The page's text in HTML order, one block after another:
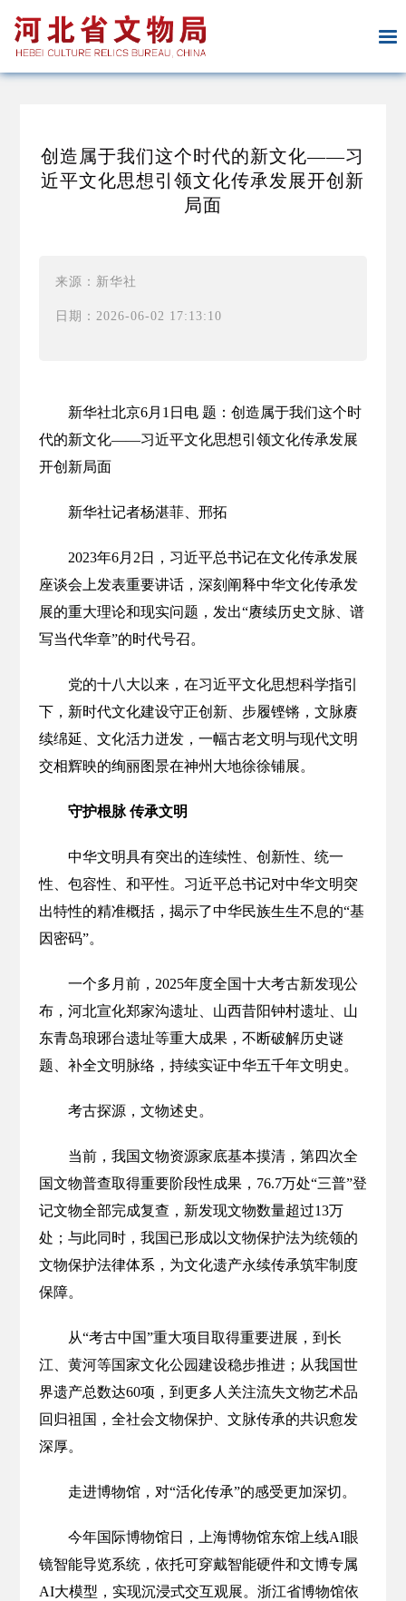
创造属于我们这个时代的新文化——习
近平文化思想引领文化传承发展开创新
局面
来源：新华社
日期：2026-06-02 17:13:10
新华社北京6月1日电 题：创造属于我们这个时
代的新文化——习近平文化思想引领文化传承发展
开创新局面
新华社记者杨湛菲、邢拓
2023年6月2日，习近平总书记在文化传承发展
座谈会上发表重要讲话，深刻阐释中华文化传承发
展的重大理论和现实问题，发出“赓续历史文脉、谱
写当代华章”的时代号召。
党的十八大以来，在习近平文化思想科学指引
下，新时代文化建设守正创新、步履铿锵，文脉赓
续绵延、文化活力迸发，一幅古老文明与现代文明
交相辉映的绚丽图景在神州大地徐徐铺展。
守护根脉 传承文明
中华文明具有突出的连续性、创新性、统一
性、包容性、和平性。习近平总书记对中华文明突
出特性的精准概括，揭示了中华民族生生不息的“基
因密码”。
一个多月前，2025年度全国十大考古新发现公
布，河北宣化郑家沟遗址、山西昔阳钟村遗址、山
东青岛琅琊台遗址等重大成果，不断破解历史谜
题、补全文明脉络，持续实证中华五千年文明史。
考古探源，文物述史。
当前，我国文物资源家底基本摸清，第四次全
国文物普查取得重要阶段性成果，76.7万处“三普”登
记文物全部完成复查，新发现文物数量超过13万
处；与此同时，我国已形成以文物保护法为统领的
文物保护法律体系，为文化遗产永续传承筑牢制度
保障。
从“考古中国”重大项目取得重要进展，到长
江、黄河等国家文化公园建设稳步推进；从我国世
界遗产总数达60项，到更多人关注流失文物艺术品
回归祖国，全社会文物保护、文脉传承的共识愈发
深厚。
走进博物馆，对“活化传承”的感受更加深切。
今年国际博物馆日，上海博物馆东馆上线AI眼
镜智能导览系统，依托可穿戴智能硬件和文博专属
AI大模型，实现沉浸式交互观展。浙江省博物馆依